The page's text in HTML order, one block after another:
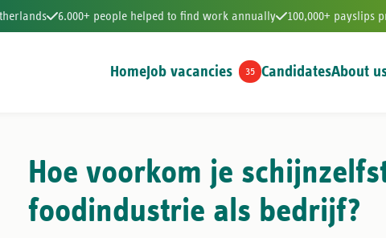
6.000+ people helped to find work annually 100,000+ payslips
HomeJob vacancies 35 CandidatesAbout
Hoe voorkom je
foodindustrie als bedrijf?